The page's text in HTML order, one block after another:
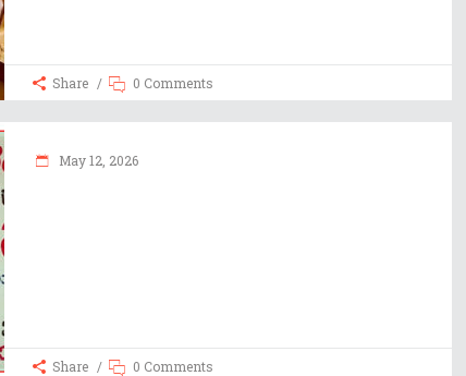
Share 0 Comments
May 12, 2026
Share 0 Comments